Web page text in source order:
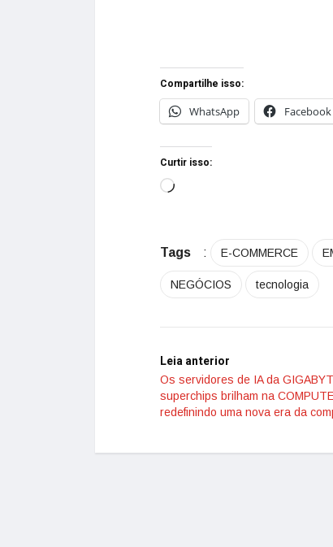
Compartilhe isso:
WhatsApp
Facebook
Curtir isso:
Tags : E-COMMERCE
NEGÓCIOS tecnologia
Leia anterior
Os servidores de IA da
superchips brilham na
redefinindo uma nova era da